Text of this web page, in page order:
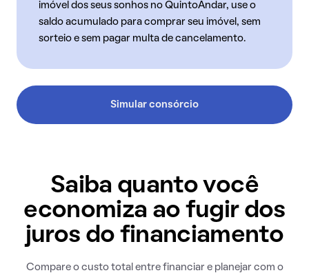
imóvel dos seus sonhos no QuintoAndar, use o
saldo acumulado para comprar seu imóvel, sem
sorteio e sem pagar multa de cancelamento.
Simular consórcio
Saiba quanto você
economiza ao fugir dos
juros do financiamento
Compare o custo total entre financiar e planejar com o